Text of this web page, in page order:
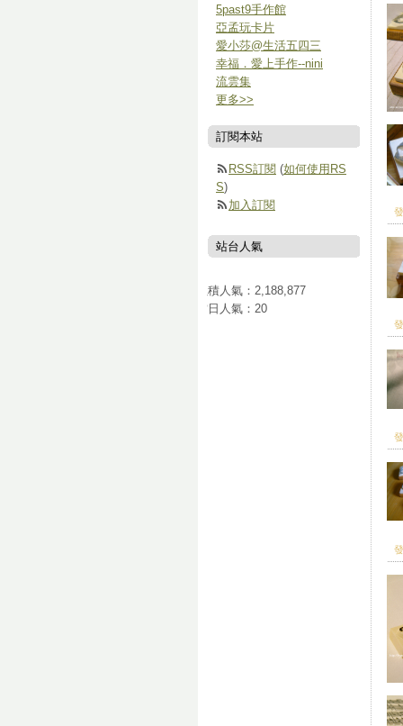
5past9手作館
亞孟玩卡片
愛小莎@生活五四三
幸福．愛上手作--nini
流雲集
更多>>
訂閱本站
RSS訂閱 (如何使用RS
S)
加入訂閱
站台人氣
累積人氣： 2,188,877
當日人氣： 20